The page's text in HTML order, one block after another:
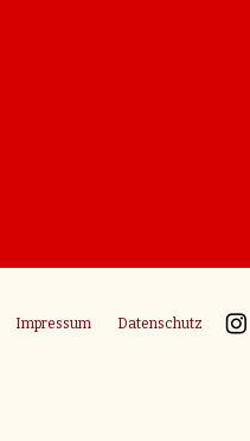
Impressum Datenschutz